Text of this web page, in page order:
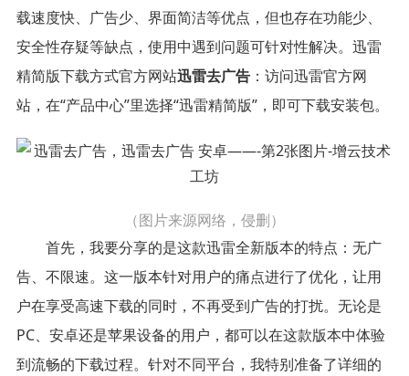
载速度快、广告少、界面简洁等优点，但也存在功能少、
安全性存疑等缺点，使用中遇到问题可针对性解决。迅雷
精简版下载方式官方网站迅雷去广告：访问迅雷官方网
站，在“产品中心”里选择“迅雷精简版”，即可下载安装包。
（图片来源网络，侵删）
首先，我要分享的是这款迅雷全新版本的特点：无广
告、不限速。这一版本针对用户的痛点进行了优化，让用
户在享受高速下载的同时，不再受到广告的打扰。无论是
PC、安卓还是苹果设备的用户，都可以在这款版本中体验
到流畅的下载过程。针对不同平台，我特别准备了详细的